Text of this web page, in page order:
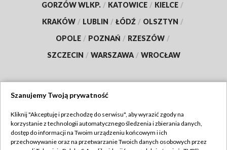
GORZÓW WLKP. / KATOWICE / KIELCE /
KRAKÓW / LUBLIN / ŁÓDŹ / OLSZTYN /
OPOLE / POZNAŃ / RZESZÓW /
SZCZECIN / WARSZAWA / WROCŁAW
TVP
Abonament TVP
Regulamin TVP
Szanujemy Twoją prywatność
Kliknij "Akceptuję i przechodzę do serwisu", aby wyrazić zgody na
korzystanie z technologii automatycznego śledzenia i zbierania danych,
dostęp do informacji na Twoim urządzeniu końcowym i ich
przechowywanie oraz na przetwarzanie Twoich danych osobowych przez